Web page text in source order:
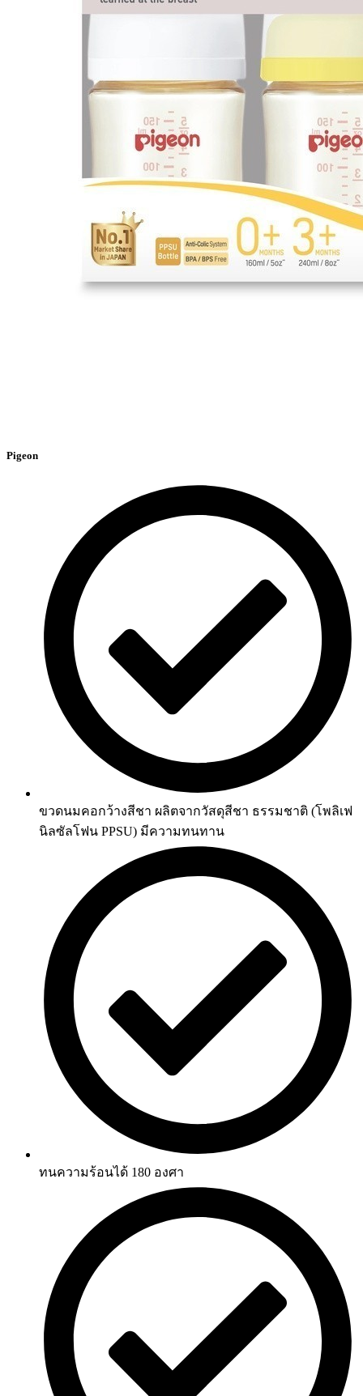
Pigeon
ขวดนมคอกว้างสีชา ผลิตจากวัสดุสีชา ธรรมชาติ (โพลิเฟ
นิลซัลโฟน PPSU) มีความทนทาน
ทนความร้อนได้ 180 องศา